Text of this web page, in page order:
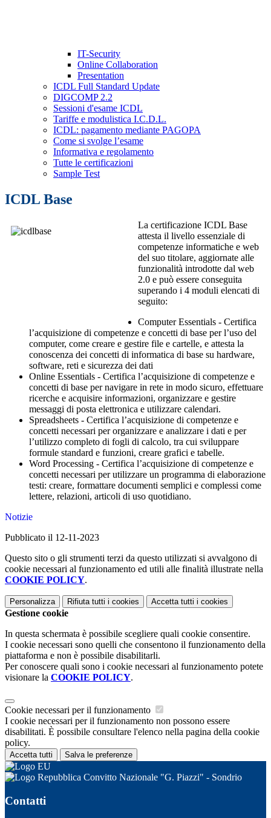
IT-Security
Online Collaboration
Presentation
ICDL Full Standard Update
DIGCOMP 2.2
Sessioni d'esame ICDL
Tariffe e modulistica I.C.D.L.
ICDL: pagamento mediante PAGOPA
Come si svolge l’esame
Informativa e regolamento
Tutte le certificazioni
Sample Test
ICDL Base
La certificazione ICDL Base
attesta il livello essenziale di
competenze informatiche e web
del suo titolare, aggiornate alle
funzionalità introdotte dal web
2.0 e può essere conseguita
superando i 4 moduli elencati di
seguito:
Computer Essentials - Certifica
l’acquisizione di competenze e concetti di base per l’uso del
computer, come creare e gestire file e cartelle, e attesta la
conoscenza dei concetti di informatica di base su hardware,
software, reti e sicurezza dei dati
Online Essentials - Certifica l’acquisizione di competenze e
concetti di base per navigare in rete in modo sicuro, effettuare
ricerche e acquisire informazioni, organizzare e gestire
messaggi di posta elettronica e utilizzare calendari.
Spreadsheets - Certifica l’acquisizione di competenze e
concetti necessari per organizzare e analizzare i dati e per
l’utilizzo completo di fogli di calcolo, tra cui sviluppare
formule standard e funzioni, creare grafici e tabelle.
Word Processing - Certifica l’acquisizione di competenze e
concetti necessari per utilizzare un programma di elaborazione
testi: creare, formattare documenti semplici e complessi come
lettere, relazioni, articoli di uso quotidiano.
Notizie
Pubblicato il 12-11-2023
Questo sito o gli strumenti terzi da questo utilizzati si avvalgono di
cookie necessari al funzionamento ed utili alle finalità illustrate nella
COOKIE POLICY.
Personalizza Rifiuta tutti i cookies Accetta tutti i cookies
Gestione cookie
In questa schermata è possibile scegliere quali cookie consentire.
I cookie necessari sono quelli che consentono il funzionamento della
piattaforma e non è possibile disabilitarli.
Per conoscere quali sono i cookie necessari al funzionamento potete
visionare la COOKIE POLICY.
Cookie necessari per il funzionamento
I cookie necessari per il funzionamento non possono essere
disabilitati. È possibile consultare l'elenco nella pagina della cookie
policy.
Accetta tutti Salva le preferenze
Convitto Nazionale "G. Piazzi" - Sondrio
Contatti